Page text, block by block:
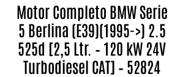
Motor Completo BMW Serie
5 Berlina (E39)(1995->) 2.5
525d [2,5 Ltr. – 120 kW 24V
Turbodiesel CAT] – 52824